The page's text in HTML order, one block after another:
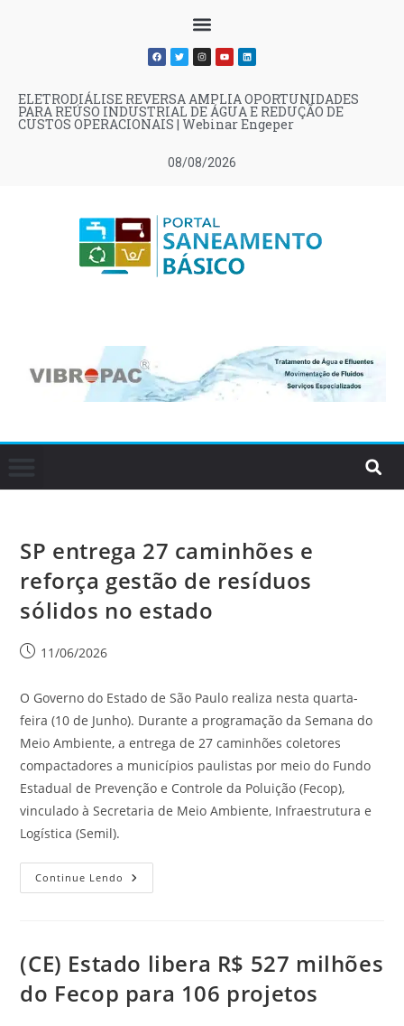
08/08/2026
ELETRODIÁLISE REVERSA AMPLIA OPORTUNIDADES
PARA REÚSO INDUSTRIAL DE ÁGUA E REDUÇÃO DE
CUSTOS OPERACIONAIS | Webinar Engeper
SP entrega 27 caminhões e
reforça gestão de resíduos
sólidos no estado
11/06/2026
O Governo do Estado de São Paulo realiza nesta quarta-
feira (10 de Junho). Durante a programação da Semana do
Meio Ambiente, a entrega de 27 caminhões coletores
compactadores a municípios paulistas por meio do Fundo
Estadual de Prevenção e Controle da Poluição (Fecop),
vinculado à Secretaria de Meio Ambiente, Infraestrutura e
Logística (Semil).
Continue Lendo
(CE) Estado libera R$ 527 milhões
do Fecop para 106 projetos